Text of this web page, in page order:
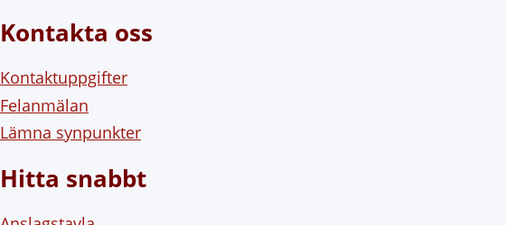
Kontakta oss
Kontaktuppgifter
Felanmälan
Lämna synpunkter
Hitta snabbt